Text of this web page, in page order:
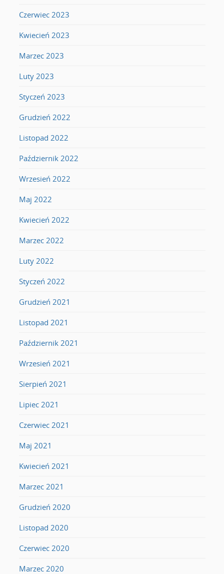
Czerwiec 2023
Kwiecień 2023
Marzec 2023
Luty 2023
Styczeń 2023
Grudzień 2022
Listopad 2022
Październik 2022
Wrzesień 2022
Maj 2022
Kwiecień 2022
Marzec 2022
Luty 2022
Styczeń 2022
Grudzień 2021
Listopad 2021
Październik 2021
Wrzesień 2021
Sierpień 2021
Lipiec 2021
Czerwiec 2021
Maj 2021
Kwiecień 2021
Marzec 2021
Grudzień 2020
Listopad 2020
Czerwiec 2020
Marzec 2020